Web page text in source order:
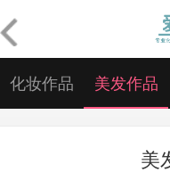
化妆作品 美发作品
美